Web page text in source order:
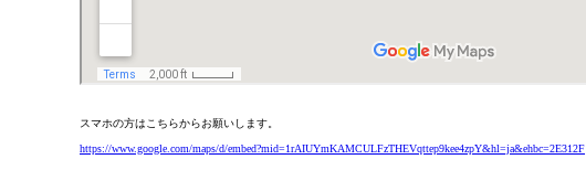
スマホの方はこちらからお願いします。
https://www.google.com/maps/d/embed?mid=1rAIUYmKAMCULFzTHEVqttep9kee4zpY&hl=ja&ehbc=2E312F